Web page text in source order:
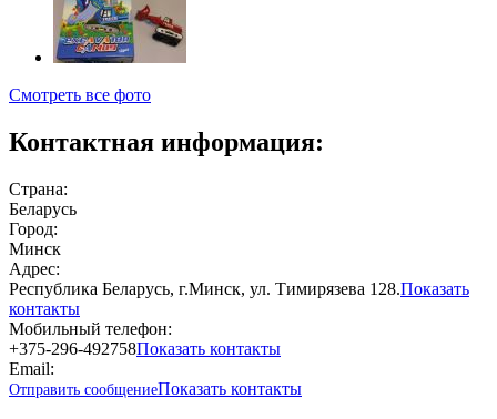
Смотреть все фото
Контактная информация:
Страна:
Беларусь
Город:
Минск
Адрес:
Республика Беларусь, г.Минск, ул. Тимирязева 128.Показать
контакты
Мобильный телефон:
+375-296-492758Показать контакты
Email:
Отправить сообщениеПоказать контакты